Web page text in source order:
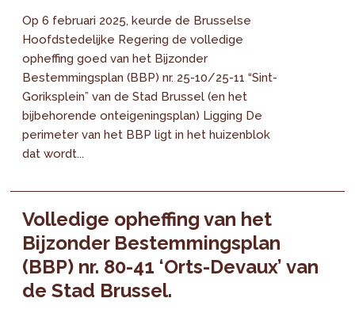
Op 6 februari 2025, keurde de Brusselse
Hoofdstedelijke Regering de volledige
opheffing goed van het Bijzonder
Bestemmingsplan (BBP) nr. 25-10/25-11 “Sint-
Goriksplein” van de Stad Brussel (en het
bijbehorende onteigeningsplan) Ligging De
perimeter van het BBP ligt in het huizenblok
dat wordt...
Volledige opheffing van het
Bijzonder Bestemmingsplan
(BBP) nr. 80-41 ‘Orts-Devaux’ van
de Stad Brussel.